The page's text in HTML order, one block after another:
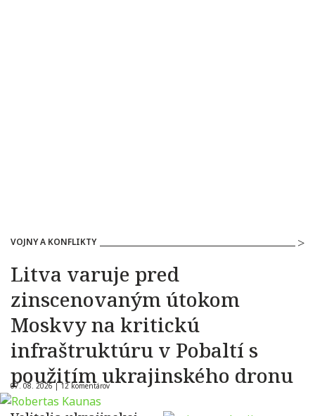
VOJNY A KONFLIKTY
Litva varuje pred
zinscenovaným útokom
Moskvy na kritickú
infraštruktúru v Pobaltí s
použitím ukrajinského dronu
07. 08. 2026 |12 komentárov